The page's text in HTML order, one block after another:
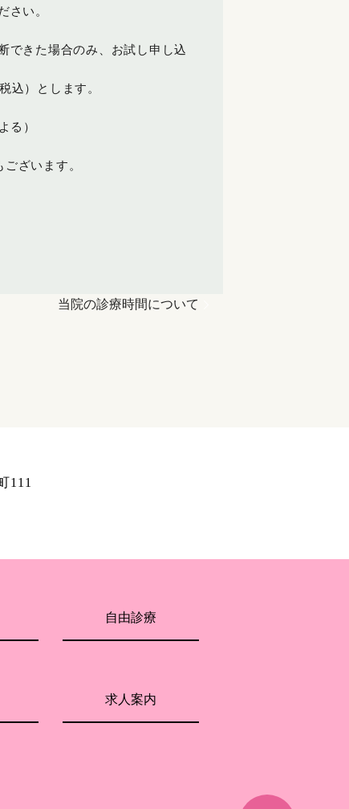
さい。
できた場合のみ、お試し申し込
込）とします。
る）
ざいます。
当院の診療時間について
111
自由診療
求人案内